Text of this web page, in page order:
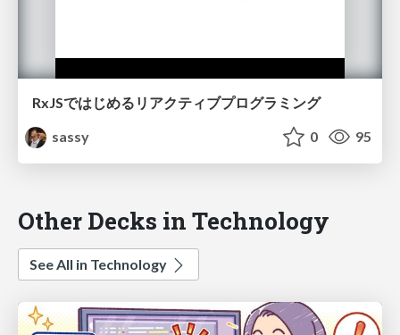
RxJSではじめるリアクティブプログラミング
sassy
0 95
Other Decks in Technology
See All in Technology